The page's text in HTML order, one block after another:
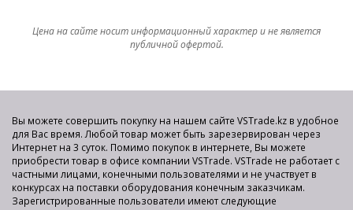
Цена на сайте носит информационный характер и не является
публичной офертой.
Вы можете совершить покупку на нашем сайте VSTrade.kz в удобное
для Вас время. Любой товар может быть зарезервирован через
Интернет на 3 суток. Помимо покупок в интернете, Вы можете
приобрести товар в офисе компании VSTrade. VSTrade не работает с
частными лицами, конечными пользователями и не участвует в
конкурсах на поставки оборудования конечным заказчикам.
Зарегистрированные пользователи имеют следующие